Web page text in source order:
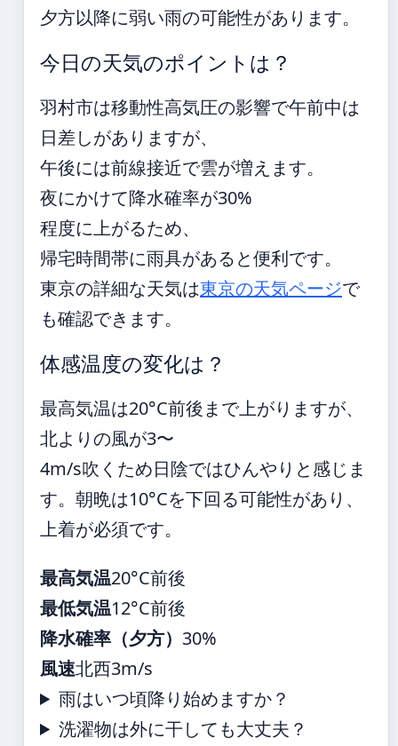
夕方以降に弱い雨の可能性があります。
今日の天気のポイントは？
羽村市は移動性高気圧の影響で午前中は
日差しがありますが、
午後には前線接近で雲が増えます。
夜にかけて降水確率が30%
程度に上がるため、
帰宅時間帯に雨具があると便利です。
東京の詳細な天気は東京の天気ページで
も確認できます。
体感温度の変化は？
最高気温は20°C前後まで上がりますが、
北よりの風が3〜
4m/s吹くため日陰ではひんやりと感じま
す。朝晩は10°Cを下回る可能性があり、
上着が必須です。
最高気温20°C前後
最低気温12°C前後
降水確率（夕方） 30%
風速北西3m/s
雨はいつ頃降り始めますか？
洗濯物は外に干しても大丈夫？